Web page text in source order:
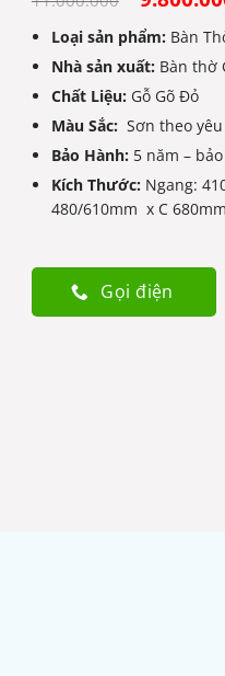
dựa trên
gốc
là:
Loại sản phẩm: Bàn
Nhà sản xuất: Bàn thờ
Chất Liệu: Gỗ Gõ Đỏ
Màu Sắc: Sơn theo
Bảo Hành: 5 năm –
Kích Thước: Ngang:
480/610mm x C 680mm
Gọi điện